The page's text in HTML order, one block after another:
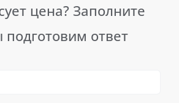
цена? Заполните
ответ